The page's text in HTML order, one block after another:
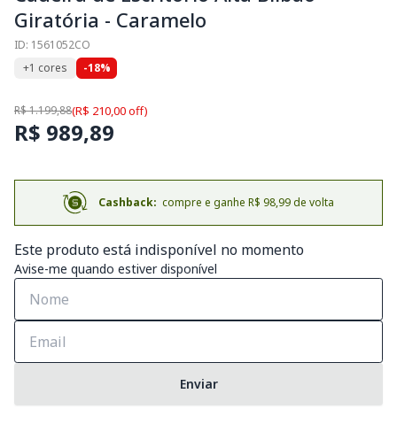
Giratória - Caramelo
ID: 1561052CO
+1 cores
-18%
R$ 1.199,88(R$ 210,00 off)
R$ 989,89
Cashback: compre e ganhe R$ 98,99 de volta
Este produto está indisponível no momento
Avise-me quando estiver disponível
Enviar